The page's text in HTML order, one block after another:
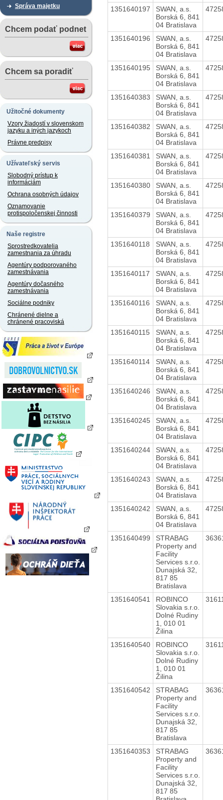
Správa majetku
Chcem podať podnet
Chcem sa poradiť
Užitočné dokumenty
Vzory žiadostí v slovenskom
jazyku a iných jazykoch
Právne predpisy
Užívateľský servis
Slobodný prístup k
informáciám
Ochrana osobných údajov
Oznamovanie
protispoločenskej činnosti
Naše registre
Sprostredkovatelia
zamestnania za úhradu
Agentúry podporovaného
zamestnávania
Agentúry dočasného
zamestnávania
Sociálne podniky
Chránené dielne a
chránené pracoviská
1351640197
SWAN, a.s.
Borská 6, 841
04 Bratislava
1351640196
SWAN, a.s.
Borská 6, 841
04 Bratislava
1351640195
SWAN, a.s.
Borská 6, 841
04 Bratislava
1351640383
SWAN, a.s.
Borská 6, 841
04 Bratislava
1351640382
SWAN, a.s.
Borská 6, 841
04 Bratislava
1351640381
SWAN, a.s.
Borská 6, 841
04 Bratislava
1351640380
SWAN, a.s.
Borská 6, 841
04 Bratislava
1351640379
SWAN, a.s.
Borská 6, 841
04 Bratislava
1351640118
SWAN, a.s.
Borská 6, 841
04 Bratislava
1351640117
SWAN, a.s.
Borská 6, 841
04 Bratislava
1351640116
SWAN, a.s.
Borská 6, 841
04 Bratislava
1351640115
SWAN, a.s.
Borská 6, 841
04 Bratislava
1351640114
SWAN, a.s.
Borská 6, 841
04 Bratislava
1351640246
SWAN, a.s.
Borská 6, 841
04 Bratislava
1351640245
SWAN, a.s.
Borská 6, 841
04 Bratislava
1351640244
SWAN, a.s.
Borská 6, 841
04 Bratislava
1351640243
SWAN, a.s.
Borská 6, 841
04 Bratislava
1351640242
SWAN, a.s.
Borská 6, 841
04 Bratislava
1351640499
STRABAG
Property and
Facility
Services s.r.o.
Dunajská 32,
817 85
Bratislava
1351640541
ROBINCO
Slovakia s.r.o.
Dolné Rudiny
1, 010 01
Žilina
1351640540
ROBINCO
Slovakia s.r.o.
Dolné Rudiny
1, 010 01
Žilina
1351640542
STRABAG
Property and
Facility
Services s.r.o.
Dunajská 32,
817 85
Bratislava
1351640353
STRABAG
Property and
Facility
Services s.r.o.
Dunajská 32,
817 85